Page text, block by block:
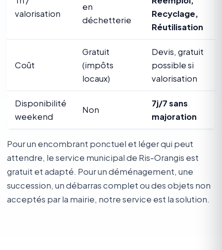
valorisation
en
déchetterie
Recyclage,
Réutilisation
Coût
Gratuit
(impôts
locaux)
Devis, gratuit
possible si
valorisation
Disponibilité
weekend
Non
7j/7 sans
majoration
Pour un encombrant ponctuel et léger qui peut
attendre, le service municipal de Ris-Orangis est
gratuit et adapté. Pour un déménagement, une
succession, un débarras complet ou des objets non
acceptés par la mairie, notre service est la solution.